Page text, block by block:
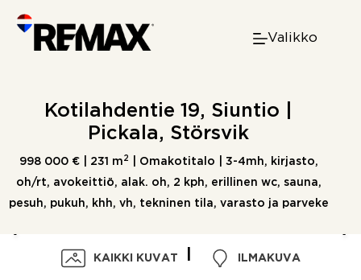
content
Valikko
Kotilahdentie 19, Siuntio |
Pickala, Störsvik
998 000 € | 231 m 2 | Omakotitalo | 3-4mh, kirjasto,
oh/rt, avokeittiö, alak. oh, 2 kph, erillinen wc, sauna,
pesuh, pukuh, khh, vh, tekninen tila, varasto ja parveke
KAIKKI KUVAT ILMAKUVA